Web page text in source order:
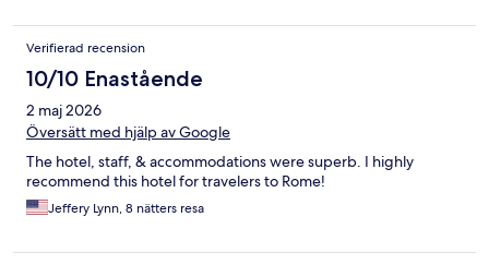
Verifierad recension
10/10 Enastående
2 maj 2026
Översätt med hjälp av Google
The hotel, staff, & accommodations were superb. I highly
recommend this hotel for travelers to Rome!
Jeffery Lynn, 8 nätters resa